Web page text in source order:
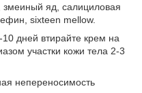
змеиный яд, салициловая
sixteen mellow.
дней втирайте крем на
участки кожи тела 2-3
непереносимость